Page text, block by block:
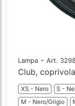
Lampa - Art.
Club,
XS - Nero S -
M - Nero/Grigio